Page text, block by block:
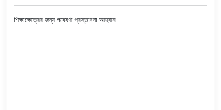
শিক্ষাক্ষেত্রের জন্য গবেষণা প্রস্তাবনা আহবান